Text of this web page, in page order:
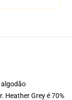
algodão
Heather Grey é 70%